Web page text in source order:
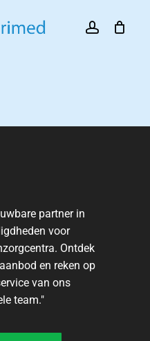
account
partner in
voor
Ontdek
en reken op
van ons
team."